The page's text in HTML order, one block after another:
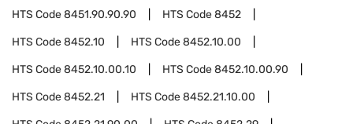
HTS Code8451.90.90.90 HTS Code8452
HTS Code8452.10 HTS Code8452.10.00
HTS Code8452.10.00.10 HTS Code8452.10.00.90
HTS Code8452.21 HTS Code8452.21.10.00